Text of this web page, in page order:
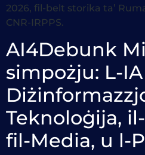
2026, fil-belt storika ta’
CNR-IRPPS.
AI4Debunk
simpożju: L-
Teknoloġija,
fil-Media, u l-